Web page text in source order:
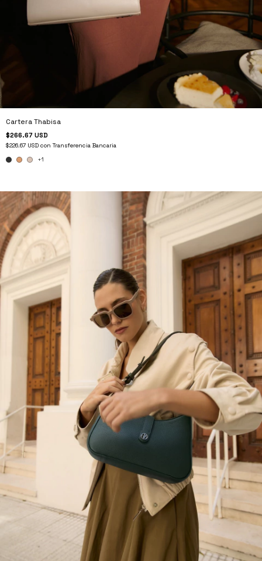
Cartera Thabisa
$266.67 USD
$226.67 USD con Transferencia Bancaria
+1